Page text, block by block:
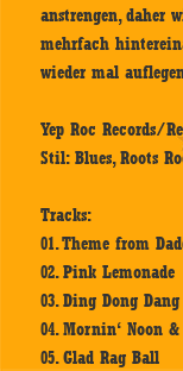
anstrengen, daher
mehrfach
wieder mal
Yep Roc Records/
Stil: Blues, Roots
Tracks:
01. Theme from
02. Pink Lemonade
03. Ding Dong Dang
04. Mornin‘ Noon
05. Glad Rag Ball